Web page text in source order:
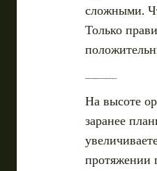
сложными.
Только
Акклиматизация и правильное планирование маршрута
На высоте
заранее
протяжении